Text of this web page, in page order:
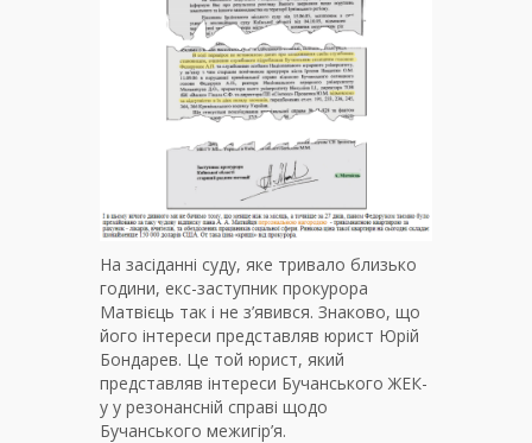
На засіданні суду, яке тривало близько
години, екс-заступник прокурора
Матвієць так і не з’явився. Знаково, що
його інтереси представляв юрист Юрій
Бондарев. Це той юрист, який
представляв інтереси Бучанського ЖЕК-
у у резонансній справі щодо
Бучанського межигір’я.